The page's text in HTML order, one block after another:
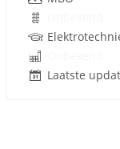
Laatste